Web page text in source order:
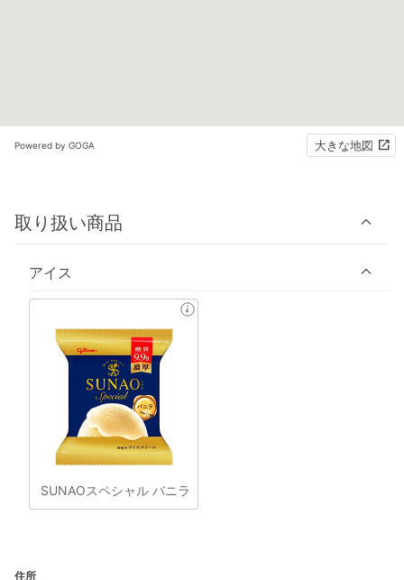
Powered by GOGA 大きな地図
取り扱い商品
アイス
SUNAOスペシャル バニラ
住所